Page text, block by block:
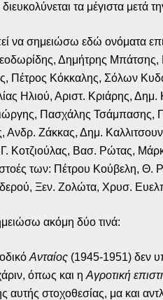
τα μέγιστα μετά
να σημειώσω εδώ ονόματα
Δημήτρης Μπάτσης,
Πέτρος Κόκκαλης, Σόλων
Ηλιού, Αριστ. Κριάρης,
Πασχάλης Τσάμπασης,
Ανδρ. Ζάκκας, Δημ.
Γ. Κοτζιούλας, Βασ. Ρώτας,
των: Πέτρου Κούβελη,
Ξεν. Ζολώτα, Χρυσ.
ακόμη δύο τινά:
Ανταίος (1945-1951) δεν
όπως και η Αγροτική
αυτής στοχοθεσίας, μα και